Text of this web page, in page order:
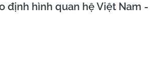
định hình quan hệ Việt Nam -